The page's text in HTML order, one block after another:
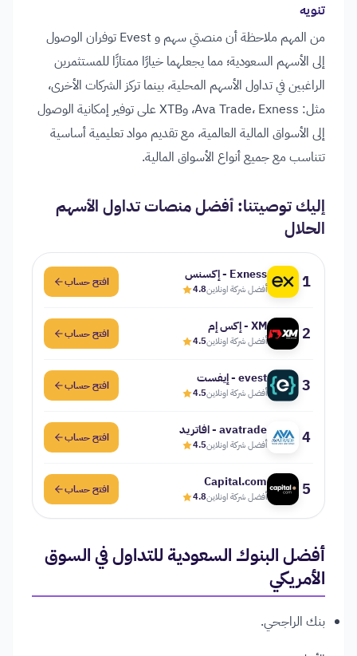
تنويه
من المهم ملاحظة أن منصتي سهم و Evest توفران الوصول
إلى الأسهم السعودية؛ مما يجعلهما خيارًا ممتازًا للمستثمرين
الراغبين في تداول الأسهم المحلية، بينما تركز الشركات الأخرى،
مثل: Ava Trade، Exness، وXTB على توفير إمكانية الوصول
إلى الأسواق المالية العالمية، مع تقديم مواد تعليمية أساسية
تتناسب مع جميع أنواع الأسواق المالية.
إليك توصيتنا: أفضل منصات تداول الأسهم
الحلال
1 Exness - إكسنس
أفضل شركة اونلاين4.8
افتح حساب
2 XM - إكس إم
أفضل شركة اونلاين4.5
افتح حساب
3 evest - إيفست
أفضل شركة اونلاين4.5
افتح حساب
4 avatrade - افاتريد
أفضل شركة اونلاين4.5
افتح حساب
5
Capital.com
أفضل شركة اونلاين4.8
افتح حساب
أفضل البنوك السعودية للتداول في السوق
الأمريكي
بنك الراجحي.